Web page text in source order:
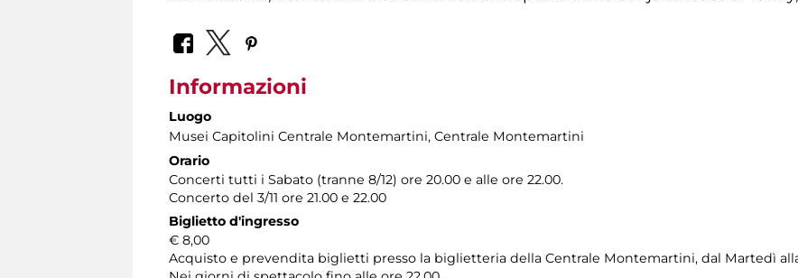
Informazioni
Luogo
Musei Capitolini Centrale Montemartini, Centrale Montemartini
Orario
Concerti tutti i Sabato (tranne 8/12) ore 20.00 e alle ore 22.00.
Concerto del 3/11 ore 21.00 e 22.00
Biglietto d'ingresso
€ 8,00
Acquisto e prevendita biglietti presso la biglietteria della Centrale Montemartini, dal Martedì